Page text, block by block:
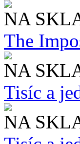
NA
The
NA
Tisíc a
NA